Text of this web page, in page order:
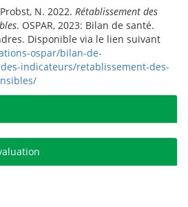
N. 2022. Rétablissement des
. OSPAR, 2023: Bilan de santé.
Disponible via le lien suivant
ospar/bilan-de-
indicateurs/retablissement-des-